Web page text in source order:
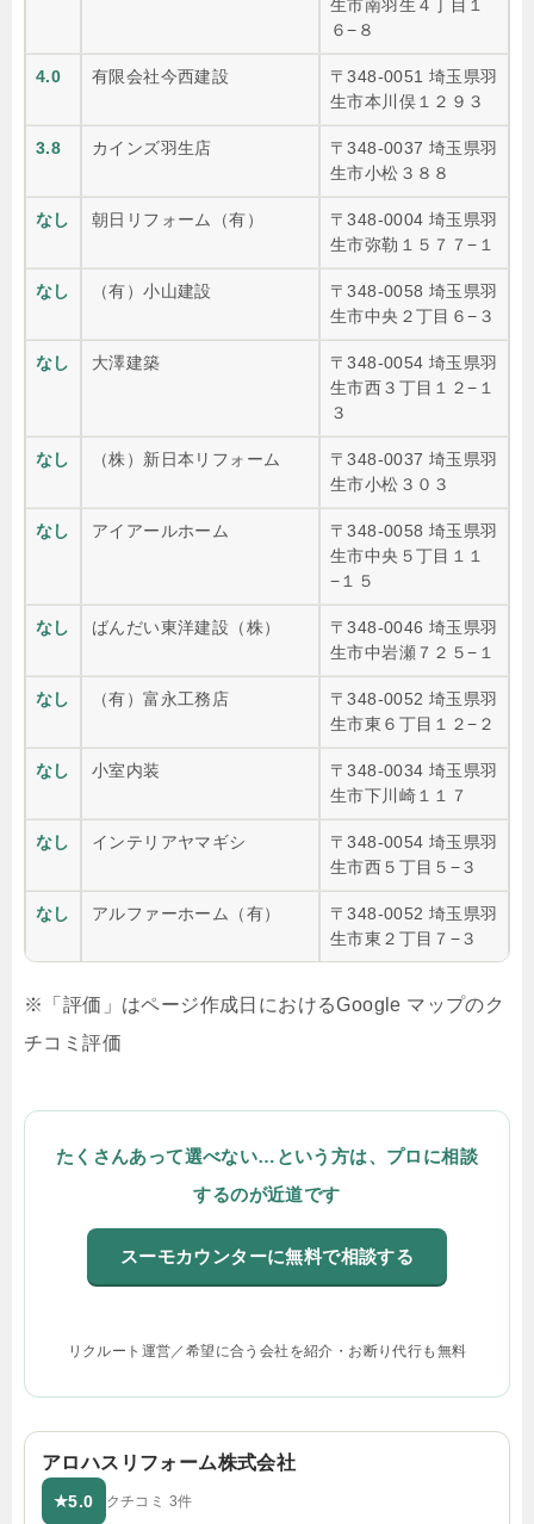
生市南羽生４丁目１
６−８
4.0 有限会社今西建設
〒348-0051 埼玉県羽
生市本川俣１２９３
3.8 カインズ羽生店
〒348-0037 埼玉県羽
生市小松３８８
なし 朝日リフォーム（有）
〒348-0004 埼玉県羽
生市弥勒１５７７−１
なし （有）小山建設
〒348-0058 埼玉県羽
生市中央２丁目６−３
なし 大澤建築
〒348-0054 埼玉県羽
生市西３丁目１２−１
３
なし （株）新日本リフォーム
〒348-0037 埼玉県羽
生市小松３０３
なし アイアールホーム
〒348-0058 埼玉県羽
生市中央５丁目１１
−１５
なし ばんだい東洋建設（株）
〒348-0046 埼玉県羽
生市中岩瀬７２５−１
なし （有）富永工務店
〒348-0052 埼玉県羽
生市東６丁目１２−２
なし 小室内装
〒348-0034 埼玉県羽
生市下川崎１１７
なし インテリアヤマギシ
〒348-0054 埼玉県羽
生市西５丁目５−３
なし アルファーホーム（有）
〒348-0052 埼玉県羽
生市東２丁目７−３
※「評価」はページ作成日におけるGoogle マップのク
チコミ評価
たくさんあって選べない…という方は、プロに相談
するのが近道です
スーモカウンターに無料で相談する
リクルート運営／希望に合う会社を紹介・お断り代行も無料
アロハスリフォーム株式会社
★5.0 クチコミ 3件